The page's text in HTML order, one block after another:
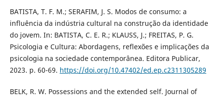
BATISTA, T. F. M.; SERAFIM, J. S. Modos de consumo: a
influência da indústria cultural na construção da identidade
do jovem. In: BATISTA, C. E. R.; KLAUSS, J.; FREITAS, P. G.
Psicologia e Cultura: Abordagens, reflexões e implicações da
psicologia na sociedade contemporânea. Editora Publicar,
2023. p. 60-69. https://doi.org/10.47402/ed.ep.c2311305289
BELK, R. W. Possessions and the extended self. Journal of